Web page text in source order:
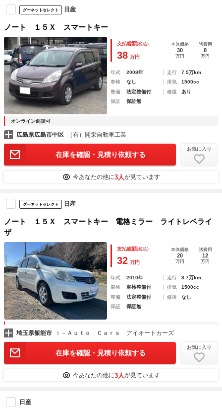
グーネットセレクト 日産
ノート １５Ｘ スマートキー
支払総額(税込)
38 万円
本体価格
30
万円
諸費用
8
万円
年式 2008年 走行
7.5万km
車検
なし 排気
1500cc
整備
法定整備付 修復
あり
保証
保証無
オンライン商談可
広島県広島市中区 （有）開栄自動車工業
在庫を確認・見積り依頼する
お気に入り
今あなたの他に3人が見ています
グーネットセレクト 日産
ノート １５Ｘ スマートキー 電格ミラー ライトレベライ
ザ
支払総額(税込)
32 万円
本体価格
20
万円
諸費用
12
万円
年式 2010年 走行
8.7万km
車検
車検整備付 排気
1500cc
整備
法定整備付 修復
なし
保証
保証無
埼玉県飯能市 ｉ－Ａｕｔｏ Ｃａｒｓ アイオートカーズ
在庫を確認・見積り依頼する
お気に入り
今あなたの他に3人が見ています
日産